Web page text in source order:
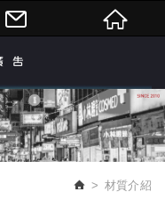
材質介紹